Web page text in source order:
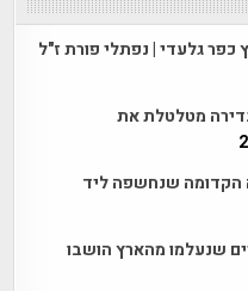
כפר גלעדי | נפתלי פורת ז"ל
מטלטלת את
שנחשפה ליד
שנעלמו מהארץ הושבו